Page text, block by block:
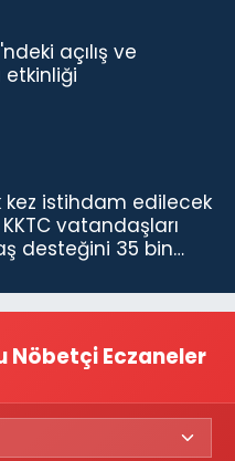
açılış ve
kez istihdam edilecek
vatandaşları
desteğini 35 bin
Nöbetçi Eczaneler